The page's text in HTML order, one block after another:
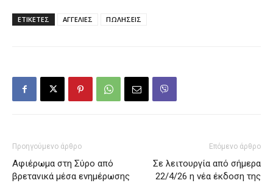
ΕΤΙΚΕΤΕΣ ΑΓΓΕΛΙΕΣ ΠΩΛΗΣΕΙΣ
Προηγούμενο άρθρο
Αφιέρωμα στη Σύρο από
βρετανικά μέσα ενημέρωσης
Επόμενο άρθρο
Σε λειτουργία από σήμερα
22/4/26 η νέα έκδοση της